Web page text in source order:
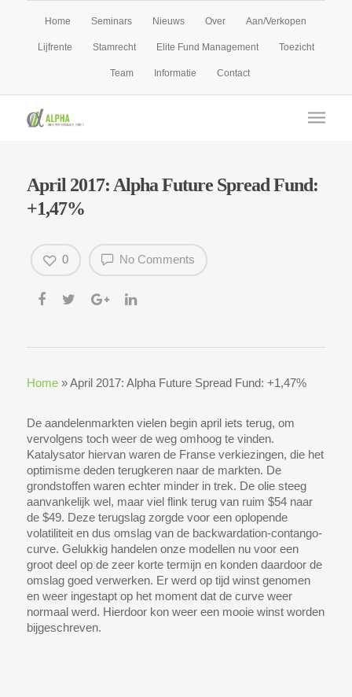
Home Seminars Nieuws Over Aan/Verkopen
Lijfrente Stamrecht Elite Fund Management Toezicht
Team Informatie Contact
April 2017: Alpha Future Spread Fund:
+1,47%
No Comments
0
Home»April 2017: Alpha Future Spread Fund: +1,47%
De aandelenmarkten vielen begin april iets terug, om
vervolgens toch weer de weg omhoog te vinden.
Katalysator hiervan waren de Franse verkiezingen, die het
optimisme deden terugkeren naar de markten. De
grondstoffen waren echter minder in trek. De olie steeg
aanvankelijk wel, maar viel flink terug van ruim $54 naar
de $49. Deze terugslag zorgde voor een oplopende
volatiliteit en dus omslag van de backwardation-contango-
curve. Gelukkig handelen onze modellen nu voor een
groot deel op de zeer korte termijn en konden daardoor de
omslag goed verwerken. Er werd op tijd winst genomen
en weer ingestapt op het moment dat de curve weer
normaal werd. Hierdoor kon weer een mooie winst worden
bijgeschreven.